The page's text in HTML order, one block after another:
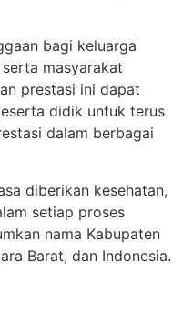
bagi keluarga
masyarakat
prestasi ini dapat
didik untuk terus
dalam berbagai
diberikan kesehatan,
setiap proses
nama Kabupaten
Barat, dan Indonesia.